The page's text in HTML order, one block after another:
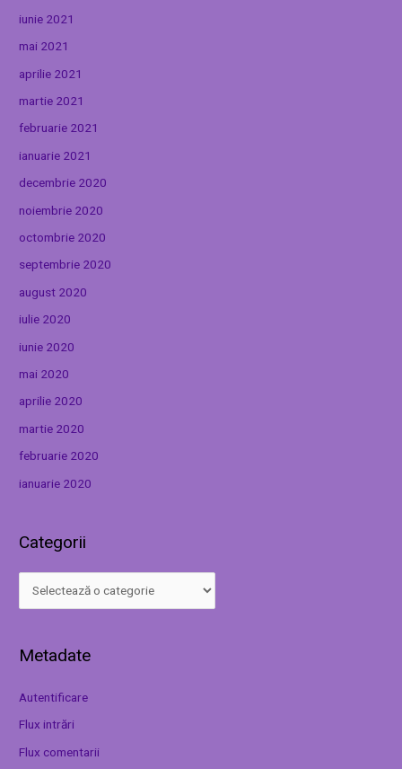
iunie 2021
mai 2021
aprilie 2021
martie 2021
februarie 2021
ianuarie 2021
decembrie 2020
noiembrie 2020
octombrie 2020
septembrie 2020
august 2020
iulie 2020
iunie 2020
mai 2020
aprilie 2020
martie 2020
februarie 2020
ianuarie 2020
Categorii
Metadate
Autentificare
Flux intrări
Flux comentarii